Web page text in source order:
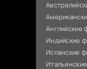
Английские
Индийские
Испанские